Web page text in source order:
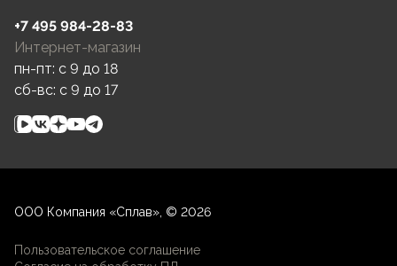
+7 495 984-28-83
Интернет-магазин
пн-пт: c 9 до 18
сб-вс: c 9 до 17
ООО Компания «Сплав», © 2026
Пользовательское соглашение